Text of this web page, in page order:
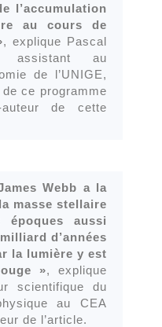
l’accumulation
au cours de
, explique Pascal
assistant au
de l’UNIGE,
ce programme
auteur de cette
Webb a la
masse stellaire
aussi
d’années
la lumière y est
», explique
scientifique du
au CEA
de l’article.